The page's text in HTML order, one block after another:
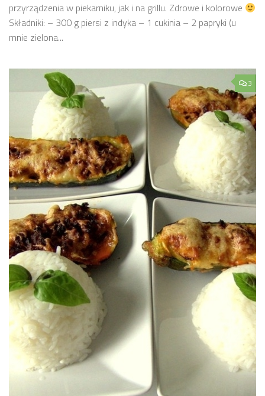
przyrządzenia w piekarniku, jak i na grillu. Zdrowe i kolorowe
Składniki: – 300 g piersi z indyka – 1 cukinia – 2 papryki (u
mnie zielona...
3